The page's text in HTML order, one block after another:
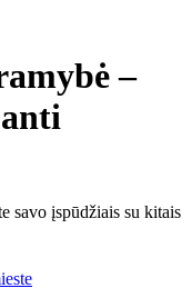
–
savo įspūdžiais su kitais